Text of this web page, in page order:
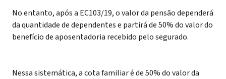
No entanto, após a EC103/19, o valor da pensão dependerá
da quantidade de dependentes e partirá de 50% do valor do
benefício de aposentadoria recebido pelo segurado.
Nessa sistemática, a cota familiar é de 50% do valor da